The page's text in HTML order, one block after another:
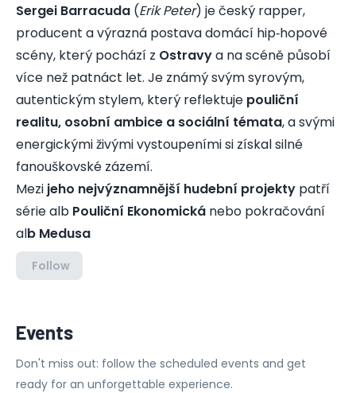
Sergei Barracuda (Erik Peter) je český rapper,
producent a výrazná postava domácí hip‑hopové
scény, který pochází z Ostravya na scéně působí
více než patnáct let. Je známý svým syrovým,
autentickým stylem, který reflektuje pouliční
realitu, osobní ambice a sociální témata, a svými
energickými živými vystoupeními si získal silné
fanouškovské zázemí.
Mezi jeho nejvýznamnější hudební projekty patří
série alb Pouliční Ekonomická nebo pokračování
alb Medusa
Follow
Events
Don't miss out: follow the scheduled events and get
ready for an unforgettable experience.